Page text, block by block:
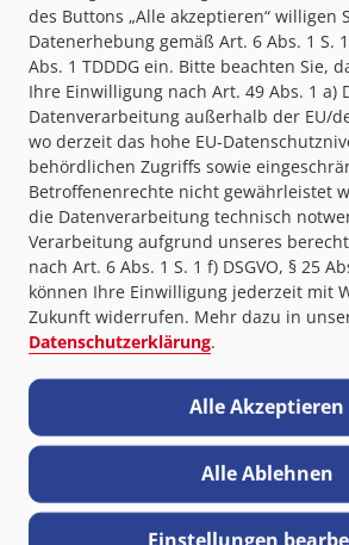
Zum Kauf wird ein Westermann-Konto
Kaufprozess anlegen können.
Mögliche Zahlungsarten:
Rechnung
PayPal
Bankeinzug
Themen im
Bankkaufmann/frau
Liquidität sicherstellen
des Buttons „Alle akzeptieren“ willigen
Datenerhebung gemäß Art. 6 Abs. 1 S. 1
Abs. 1 TDDDG ein. Bitte beachten Sie,
Ihre Einwilligung nach Art. 49 Abs. 1 a)
Datenverarbeitung außerhalb der EU/
wo derzeit das hohe EU-
behördlichen Zugriffs sowie
Betroffenenrechte nicht gewährleistet
die Datenverarbeitung technisch
Verarbeitung aufgrund unseres
nach Art. 6 Abs. 1 S. 1 f) DSGVO, § 25
können Ihre Einwilligung jederzeit mit
Zukunft widerrufen. Mehr dazu in
Datenschutzerklärung.
Einstellungen
Alle Ablehnen
Alle Akzeptieren